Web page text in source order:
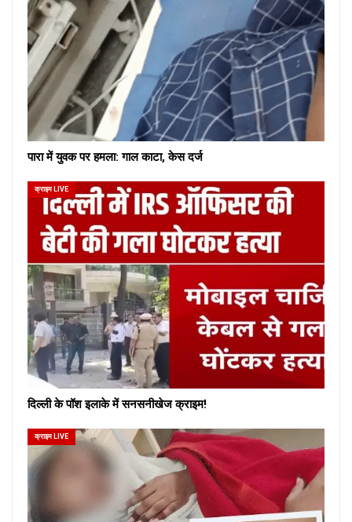
पारा में युवक पर हमला: गाल काटा, केस दर्ज
क्राइम LIVE
दिल्ली के पॉश इलाके में सनसनीखेज क्राइम!
क्राइम LIVE